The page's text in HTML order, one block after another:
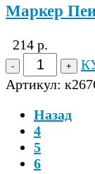
Маркер
214 р.
Артикул:
Назад
4
5
6